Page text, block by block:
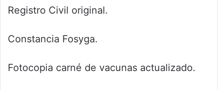
Registro Civil original.
Constancia Fosyga.
Fotocopia carné de vacunas actualizado.